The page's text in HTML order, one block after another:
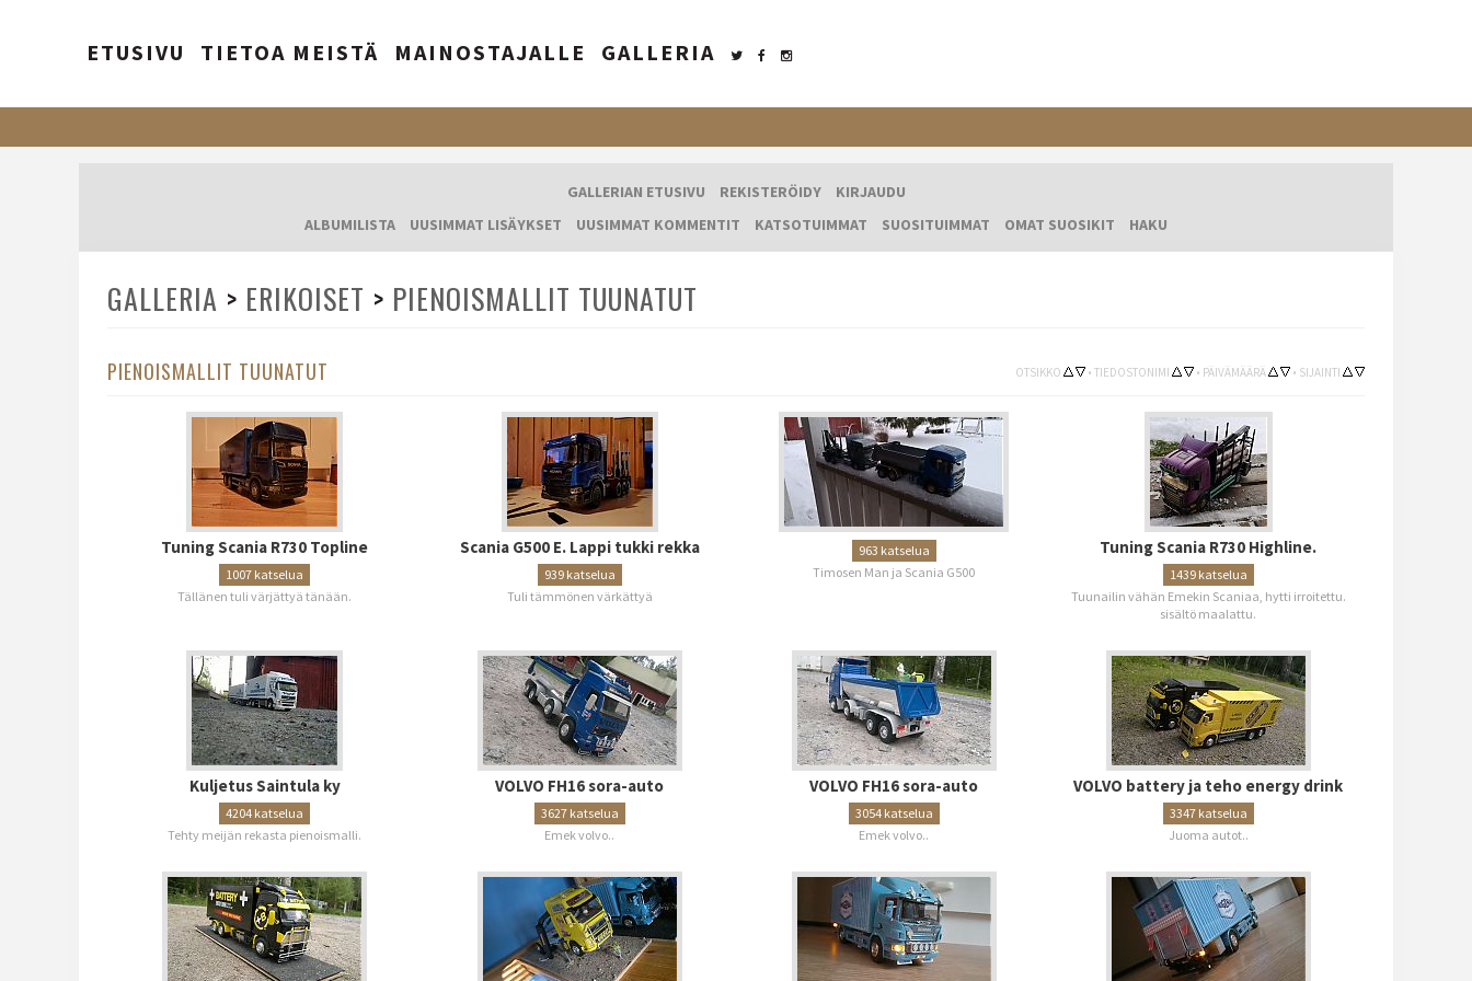
ETUSIVU TIETOA MEISTÄ MAINOSTAJALLE GALLERIA
GALLERIAN ETUSIVU REKISTERÖIDY
KIRJAUDU
ALBUMILISTA
UUSIMMAT LISÄYKSET UUSIMMAT KOMMENTIT KATSOTUIMMAT SUOSITUIMMAT OMAT SUOSIKIT HAKU
GALLERIA > ERIKOISET > PIENOISMALLIT TUUNATUT
PIENOISMALLIT TUUNATUT OTSIKKO • TIEDOSTONIMI • PÄIVÄMÄÄRÄ • SIJAINTI
Tuning Scania R730 Topline
1007 katselua
Tällänen tuli värjättyä tänään.
Scania G500 E. Lappi tukki rekka
939 katselua
Tuli tämmönen värkättyä
963 katselua
Timosen Man ja Scania G500
Tuning Scania R730 Highline.
1439 katselua
Tuunailin vähän Emekin Scaniaa, hytti irroitettu.
sisältö maalattu.
Kuljetus Saintula ky
4204 katselua
Tehty meijän rekasta pienoismalli.
VOLVO FH16 sora-auto
3627 katselua
Emek volvo..
VOLVO FH16 sora-auto
3054 katselua
Emek volvo..
VOLVO battery ja teho energy drink
3347 katselua
Juoma autot..